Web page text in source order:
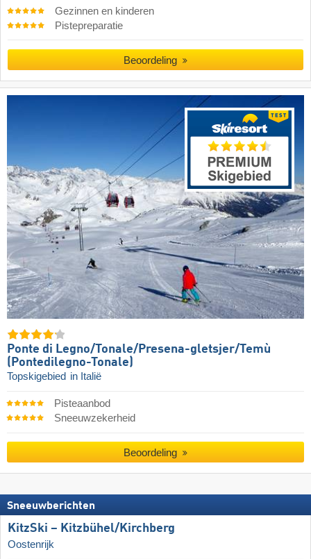
Gezinnen en kinderen
Pistepreparatie
Beoordeling
Ponte di Legno/​​Tonale/​​Presena-gletsjer/​​Temù
(Pontedilegno-Tonale)
Topskigebied in Italië
Pisteaanbod
Sneeuwzekerheid
Beoordeling
Sneeuwberichten
KitzSki – Kitzbühel/​Kirchberg
Oostenrijk